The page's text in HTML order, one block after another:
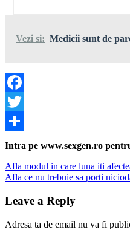
Vezi si: Medicii sunt de
Facebook
Twitter
Share
Intra pe www.sexgen.ro
Navigare
în
articole
Previous
Post:
Afla modul in care luna iti
Next
Afla ce nu trebuie sa porti
Leave a Reply
Adresa ta de email nu va fi